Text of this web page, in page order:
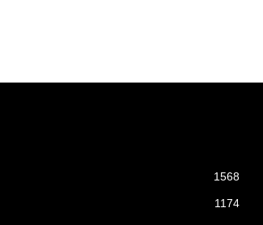
1568
1174